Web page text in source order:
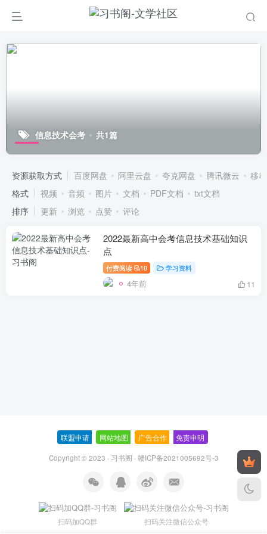
信息技术会考 共1篇
资源获取方式 百度网盘 阿里云盘 夸克网盘 腾讯微云
移
格式
视频 音频 图片 文档 PDF文档
txt文档
排序
更新 浏览 点赞 评论
2022最新高中会考信息技术基础知识
点
付费阅读 10 学习资料
4年前 11
联盟申请 网站地图 广告合作 免责申明
Copyright © 2023 · 习书阁 · 赣ICP备2021005692号-3
扫码加QQ群 扫码关注微信公众号